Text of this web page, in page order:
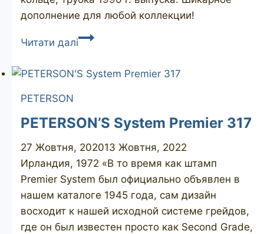
дополнение для любой коллекции!
Читати даліPETERSON’S
Luxe
PETERSON
PETERSON’S System Premier 317
27 Жовтня, 202013 Жовтня, 2022
Ирландия, 1972 «В то время как штамп
Premier System был официально объявлен в
нашем каталоге 1945 года, сам дизайн
восходит к нашей исходной системе грейдов,
где он был известен просто как Second Grade,